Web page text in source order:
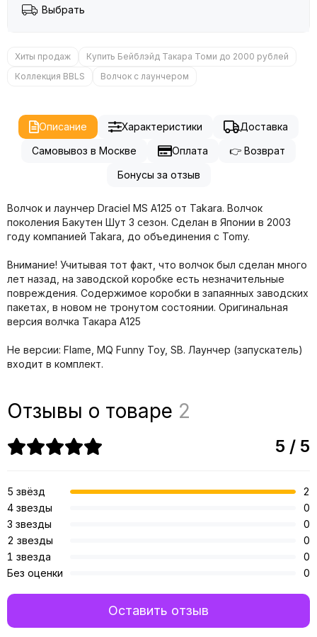
Выбрать
Хиты продаж
Купить Бейблэйд Такара Томи до 2000 рублей
Коллекция BBLS
Волчок с лаунчером
Описание Характеристики
Доставка
Самовывоз в Москве
Оплата
👉 Возврат
Бонусы за отзыв
Волчок и лаунчер Draciel MS A125 от Takara. Волчок
поколения Бакутен Шут 3 сезон. Сделан в Японии в 2003
году компанией Takara, до объединения с Tomy.
Внимание! Учитывая тот факт, что волчок был сделан много
лет назад, на заводской коробке есть незначительные
повреждения. Содержимое коробки в запаянных заводских
пакетах, в новом не тронутом состоянии. Оригинальная
версия волчка Такара A125
Не версии: Flame, MQ Funny Toy, SB. Лаунчер (запускатель)
входит в комплект.
Отзывы о товаре 2
5 / 5
5 звёзд
2
4 звезды
0
3 звезды
0
2 звезды
0
1 звезда
0
Без оценки
0
Оставить отзыв